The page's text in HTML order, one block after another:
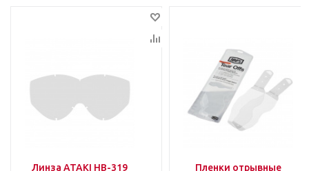
Линза ATAKI HB-319
Пленки отрывные